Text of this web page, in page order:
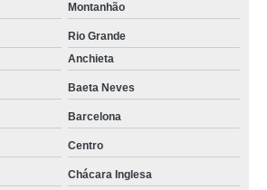
Montanhão
Rio Grande
Anchieta
Baeta Neves
Barcelona
Centro
Chácara Inglesa